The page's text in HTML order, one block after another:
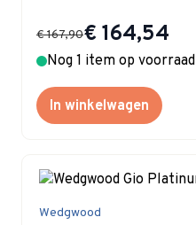
Special Price
€ 164,54
€ 167,90
Nog 1 item op voorraad
In winkelwagen
Wedgwood